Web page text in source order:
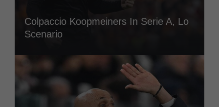
Colpaccio Koopmeiners In Serie A, Lo
Scenario